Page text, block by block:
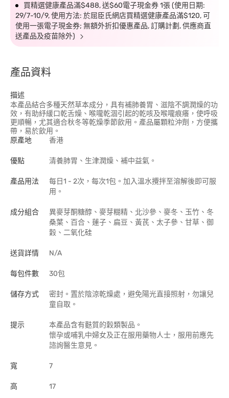
買精選健康產品滿$488, 送$60電子現金券 1張 (使用日期:
29/7-10/9, 使用方法: 於屈臣氏網店買精選健康產品滿$120, 可
使用一張電子現金券; 無額外折扣優惠產品, 訂購計劃, 供應商直
送產品及疫苗除外)
產品資料
描述
本產品結合多種天然草本成分，具有補肺養胃、滋陰不調潤燥的功
效，有助紓緩口乾舌燥、喉嚨乾涸引起的乾咳及喉嚨痕癢，使呼吸
更順暢，尤其適合秋冬等乾燥季節飲用。產品屬顆粒沖劑，方便攜
帶，易於飲用。
原產地
香港
優點 清養肺胃、生津潤燥、補中益氣。
產品用法
每日1 - 2次，每次1包。加入溫水攪拌至溶解後即可服
用。
成分組合
異麥芽酮糖醇、麥芽糊精、北沙參、麥冬、玉竹、冬
桑葉、百合、蓮子、扁豆、黃芪、太子參、甘草、御
穀、二氧化硅
送貨詳情 N/A
每包件數 30包
儲存方式
密封。置於陰涼乾燥處，避免陽光直接照射，勿讓兒
童自取。
提示
本產品含有麩質的穀類製品。
懷孕或哺乳中婦女及正在服用藥物人士，服用前應先
諮詢醫生意見。
寬 7
高 17